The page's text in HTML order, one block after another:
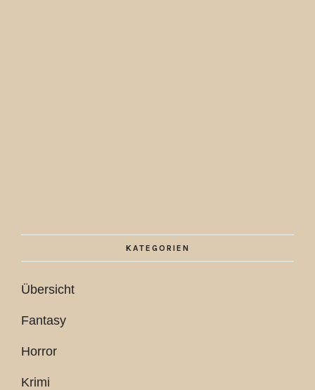
KATEGORIEN
Übersicht
Fantasy
Horror
Krimi